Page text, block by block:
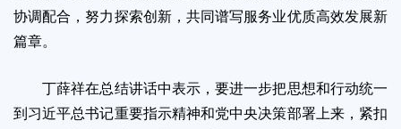
协调配合，努力探索创新，共同谱写服务业优质高效发展新
篇章。
丁薛祥在总结讲话中表示，要进一步把思想和行动统一
到习近平总书记重要指示精神和党中央决策部署上来，紧扣